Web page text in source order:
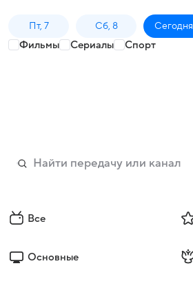
Пт, 7 Сб, 8 Сегодня
Фильмы Сериалы Спорт
Все
Основные